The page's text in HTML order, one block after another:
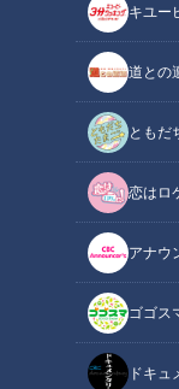
キユー
道との
ともだ
恋はロ
アナウ
ゴゴス
ドキュ
CBCテレビ / 「チャン
この記事の画像